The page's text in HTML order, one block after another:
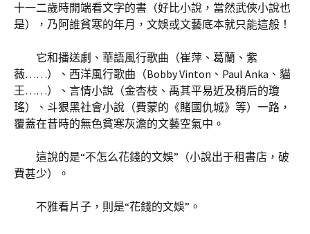
十一二歲時開端看文字的書（好比小說，當然武俠小說也
是），乃阿誰貧寒的年月，文娛或文藝底本就只能這般！
它和播送劇、華語風行歌曲（崔萍、葛蘭、紫
薇……）、西洋風行歌曲（Bobby Vinton、Paul Anka、貓
王……）、言情小說（金杏枝、禹其平易近及稍后的瓊
瑤）、斗狠黑社會小說（費蒙的《賭國仇城》等）一路，
覆蓋在昔時的無色貧寒灰澹的文藝空氣中。
這說的是“不怎么花錢的文娛”（小說出于租書店，破
費甚少）。
不雅看片子，則是“花錢的文娛”。